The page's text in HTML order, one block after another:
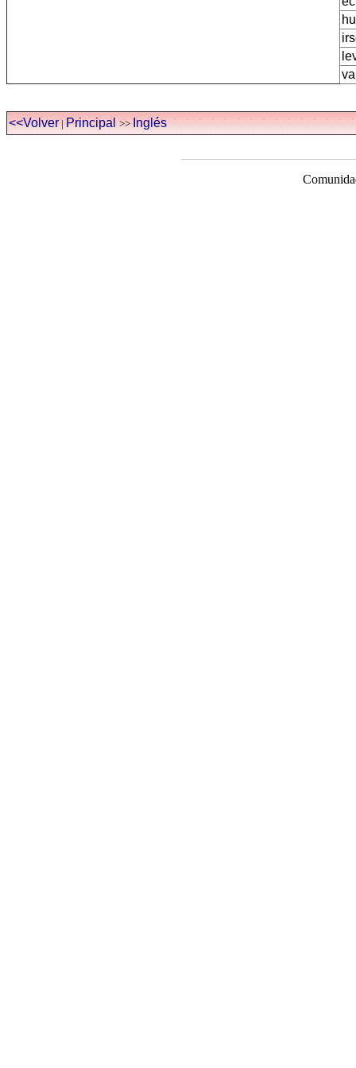
<<Volver|Principal >>Inglés